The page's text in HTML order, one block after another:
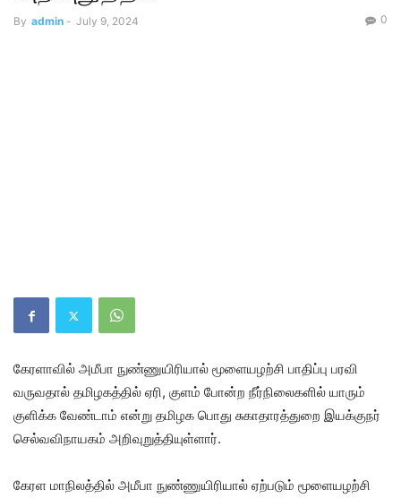
By admin - July 9, 2024 0
கேரளாவில் அமீபா நுண்ணுயிரியால் மூளையழற்சி பாதிப்பு பரவி
வருவதால் தமிழகத்தில் ஏரி, குளம் போன்ற நீர்நிலைகளில் யாரும்
குளிக்க வேண்டாம் என்று தமிழக பொது சுகாதாரத்துறை இயக்குநர்
செல்வவிநாயகம் அறிவுறுத்தியுள்ளார்.
கேரள மாநிலத்தில் அமீபா நுண்ணுயிரியால் ஏற்படும் மூளையழற்சி